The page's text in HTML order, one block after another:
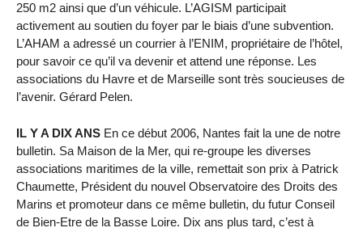
250 m2 ainsi que d’un véhicule. L’AGISM participait
activement au soutien du foyer par le biais d’une subvention.
L’AHAM a adressé un courrier à l’ENIM, propriétaire de l’hôtel,
pour savoir ce qu’il va devenir et attend une réponse. Les
associations du Havre et de Marseille sont très soucieuses de
l’avenir. Gérard Pelen.
IL Y A DIX ANS En ce début 2006, Nantes fait la une de notre
bulletin. Sa Maison de la Mer, qui re-groupe les diverses
associations maritimes de la ville, remettait son prix à Patrick
Chaumette, Président du nouvel Observatoire des Droits des
Marins et promoteur dans ce même bulletin, du futur Conseil
de Bien-Etre de la Basse Loire. Dix ans plus tard, c’est à